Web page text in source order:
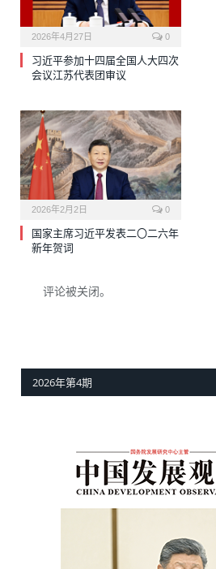
2026年4月27日 0
习近平参加十四届全国人大四次
会议江苏代表团审议
2026年2月2日 0
国家主席习近平发表二〇二六年
新年贺词
评论被关闭。
2026年第4期